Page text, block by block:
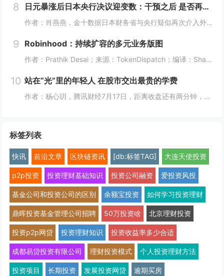
8 日元暴涨后日本央行决议迎变数：干预之后 是否再度加息？
作者：肖燕燕，金十数据日本财务省与央行疑似再次介入外汇市场后，周四日元出现逾两年来最大单日涨幅。日本《日经新闻》报道称，日本政府和日本央行可能采取了汇市干预措施，以遏制日元持续疲软的走势。美国财长贝森特表示，“日本可能在（美东时间）周四早些...
9 Robinhood：持续扩容的多元业务版图
作者：Prathik Desai；来源：TokenDispatch；编译：Shaw，喜来顺财经几周前，我将Robinhood称作一站式金融超市，原因是它能够在同一平台满足美国人的各类金融需求。在之前的文章中，我写道：即便Robinhood新...
10 站在“光”里的年轻人 在股市交出最贵的学费
作者：杨心玥，腾讯财经7月17日，距离收盘还有两分钟，陈娅躲进了公司的厕所。她把隔间门锁上，盯着手机里一片刺眼的绿色。她咬了咬牙，把账户里“财通四子”、通信ETF全部卖掉。当时，这些基金盘中模拟净值跌幅都接近10%。陈娅是近期重仓光模块的年...
标签列表
快讯 前沿文章 区块链资讯 [db:标签TAG] 大连天使投资
p2p投资 投资理财基础知识 投资公司融资 爱投资风投
基金公司和投资公司的区别 余额宝投资 如何学习投资理财
鼎晖投资基金管理公司招聘 50万投资啥 北京理财投资
投资p2p网贷 投资理财知识 投资收益率多少合适
成都易贷投资有限公司 理财投资模式 个人投资理财方法
投资项目 长期投资 发展投资网贷 逾期买房